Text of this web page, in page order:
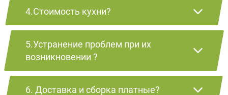
4.Стоимость кухни?
5.Устранение проблем при их
возникновении ?
6. Доставка и сборка платные?